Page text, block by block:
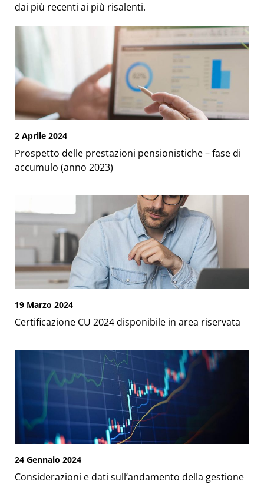
dai più recenti ai più risalenti.
2 Aprile 2024
Prospetto delle prestazioni pensionistiche – fase di
accumulo (anno 2023)
19 Marzo 2024
Certificazione CU 2024 disponibile in area riservata
24 Gennaio 2024
Considerazioni e dati sull’andamento della gestione